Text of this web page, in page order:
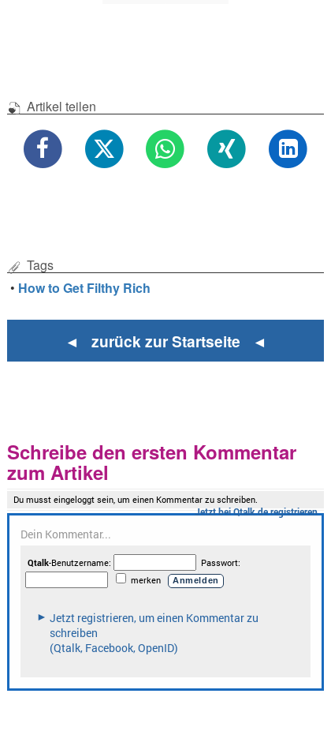
Artikel teilen
Tags
• How to Get Filthy Rich
◄ zurück zur Startseite ◄
Schreibe den ersten Kommentar
zum Artikel